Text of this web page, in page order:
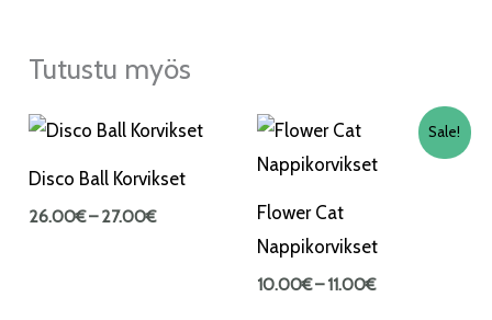
Tutustu myös
Disco Ball Korvikset
26.00€– 27.00€
Hintaluokka:
26.00€
27.00€
Sale!
Flower Cat
Nappikorvikset
10.00€– 11.00€
Hintaluokka:
10.00€
-